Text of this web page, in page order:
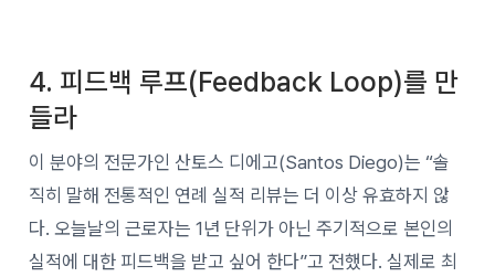
4. 피드백 루프(Feedback Loop)를 만
들라
이 분야의 전문가인 산토스 디에고(Santos Diego)는 “솔
직히 말해 전통적인 연례 실적 리뷰는 더 이상 유효하지 않
다. 오늘날의 근로자는 1년 단위가 아닌 주기적으로 본인의
실적에 대한 피드백을 받고 싶어 한다”고 전했다. 실제로 최